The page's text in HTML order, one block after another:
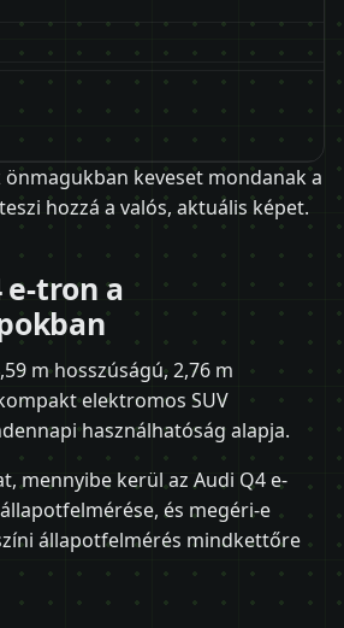
keveset mondanak a
hozzá a valós, aktuális képet.
e-tron a
m hosszúságú, 2,76 m
elektromos SUV
használhatóság alapja.
mennyibe kerül az Audi Q4 e-
és megéri-e
állapotfelmérés mindkettőre